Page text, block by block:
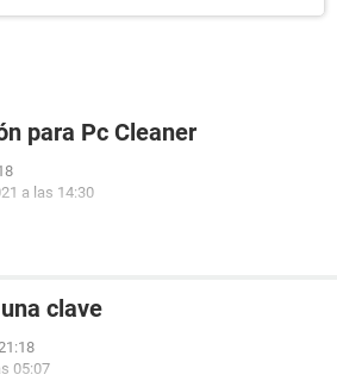
para Pc Cleaner
a las 14:30
clave
05:07